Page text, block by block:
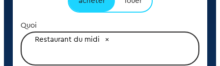
Quoi
Restaurant du midi